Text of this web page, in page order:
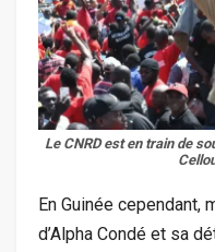
Le CNRD est en train de
En Guinée
d’Alpha Condé et sa